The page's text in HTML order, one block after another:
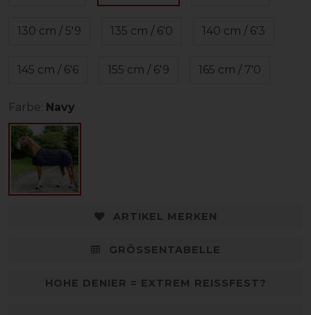
130 cm / 5'9 135 cm / 6'0 140 cm / 6'3
145 cm / 6'6 155 cm / 6'9 165 cm / 7'0
Farbe: Navy
ARTIKEL MERKEN
GRÖSSENTABELLE
HOHE DENIER = EXTREM REISSFEST?